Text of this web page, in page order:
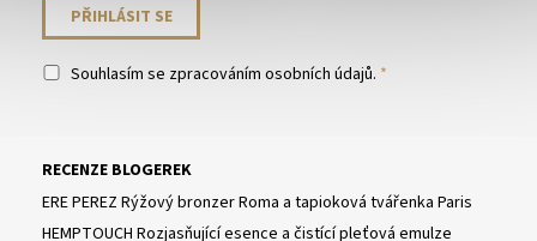
Souhlasím se zpracováním osobních údajů.
RECENZE BLOGEREK
ERE PEREZ Rýžový bronzer Roma a tapioková tvářenka Paris
HEMPTOUCH Rozjasňující esence a čistící pleťová emulze